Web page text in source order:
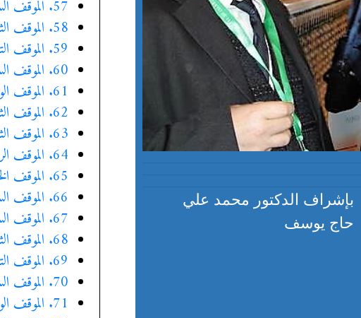
بإشراف الدكتور محمد علي
حاج يوسف
57. الموقف السابع والخمسون
58. الموقف الثامن والخمسون
59. الموقف التاسع والخمسون
60. الموقف الستون
61. الموقف الواحد والستون
62. الموقف الثاني والستون
63. الموقف الثالث والستون
64. الموقف الرابع والستون
65. الموقف الخامس والستون
66. الموقف السادس والستون
67. الموقف السابع والستون
68. الموقف الثامن والستون
69. الموقف التاسع والستون
70. الموقف السبعون
71. الموقف الواحد والسبعون